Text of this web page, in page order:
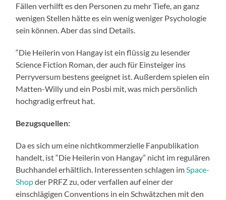
Fällen verhilft es den Personen zu mehr Tiefe, an ganz
wenigen Stellen hätte es ein wenig weniger Psychologie
sein können. Aber das sind Details.
“Die Heilerin von Hangay ist ein flüssig zu lesender
Science Fiction Roman, der auch für Einsteiger ins
Perryversum bestens geeignet ist. Außerdem spielen ein
Matten-Willy und ein Posbi mit, was mich persönlich
hochgradig erfreut hat.
Bezugsquellen:
Da es sich um eine nichtkommerzielle Fanpublikation
handelt, ist “Die Heilerin von Hangay” nicht im regulären
Buchhandel erhältlich. Interessenten schlagen im Space-
Shopder PRFZ zu, oder verfallen auf einer der
einschlägigen Conventions in ein Schwätzchen mit den